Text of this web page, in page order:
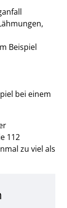
Beispiel
bei einem
112
zu viel als